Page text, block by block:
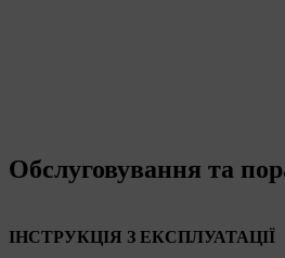
Обслуговування та
ІНСТРУКЦІЯ З ЕКСПЛУАТАЦІЇ